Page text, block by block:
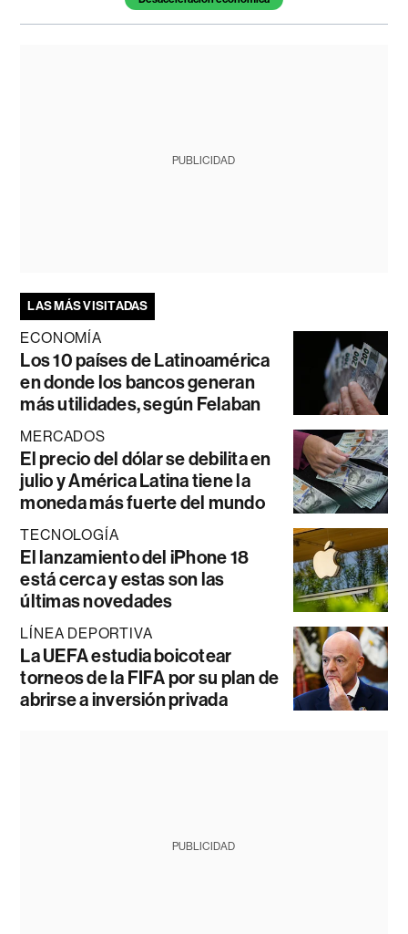
PUBLICIDAD
LAS MÁS VISITADAS
ECONOMÍA
Los 10 países de Latinoamérica
en donde los bancos generan
más utilidades, según Felaban
MERCADOS
El precio del dólar se debilita en
julio y América Latina tiene la
moneda más fuerte del mundo
TECNOLOGÍA
El lanzamiento del iPhone 18
está cerca y estas son las
últimas novedades
LÍNEA DEPORTIVA
La UEFA estudia boicotear
torneos de la FIFA por su plan de
abrirse a inversión privada
PUBLICIDAD